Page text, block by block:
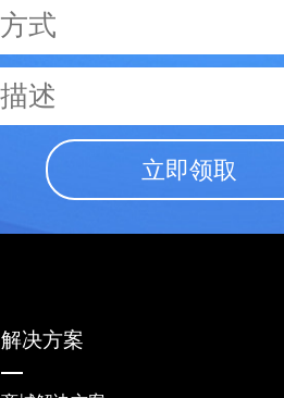
立即领取
解决方案